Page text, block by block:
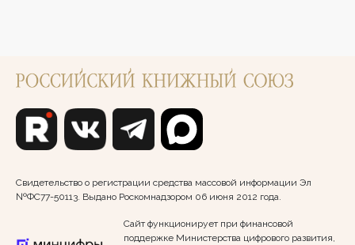
Свидетельство о регистрации средства массовой информации Эл
№ФС77-50113. Выдано Роскомнадзором 06 июня 2012 года.
Сайт функционирует при финансовой
поддержке Министерства цифрового развития,